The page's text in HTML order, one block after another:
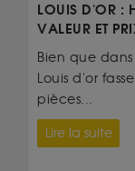
LOUIS D'OR :
VALEUR ET
Bien que
Louis d'or
pièces...
Lire la suite